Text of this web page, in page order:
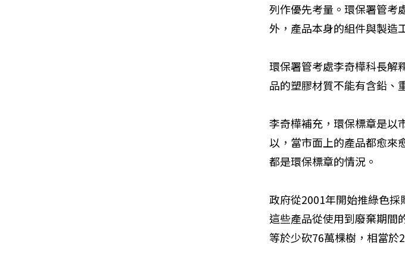
列作優先考量。環保署管考
外，產品本身的組件與製造
環保署管考處李奇樺科長解
品的塑膠材質不能有含鉛、
李奇樺補充，環保標章是以
以，當市面上的產品都愈來
都是環保標章的情況。
政府從2001年開始推綠色採
這些產品從使用到廢棄期間
等於少砍76萬棵樹，相當於